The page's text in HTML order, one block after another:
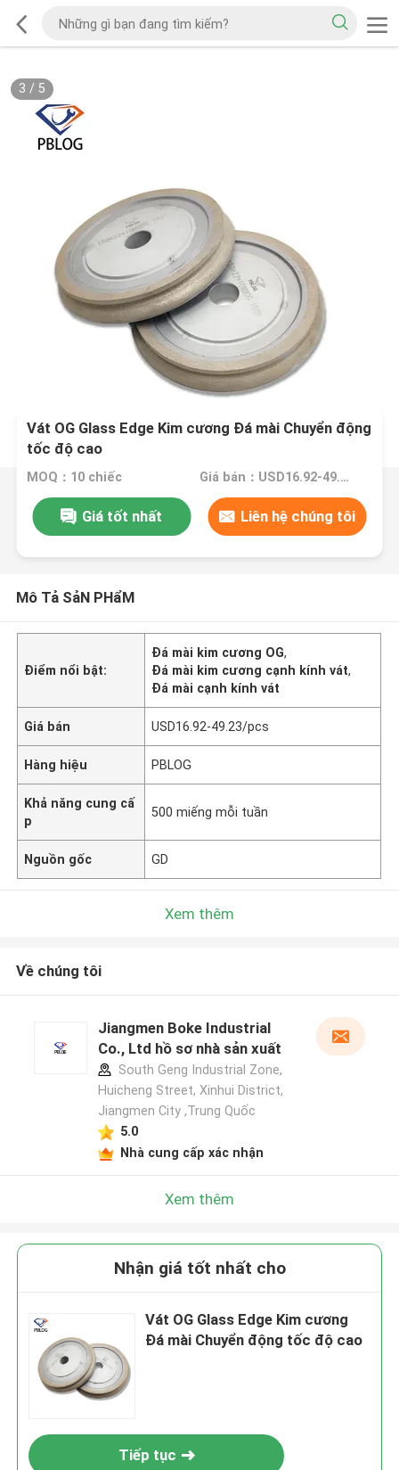
3 / 5
Vát OG Glass Edge Kim cương Đá mài Chuyển động
tốc độ cao
MOQ：10 chiếc Giá bán：USD16.92-49.23/pcs
Giá tốt nhất Liên hệ chúng tôi
Mô Tả SảN PHẩM
Điểm nổi bật:
Đá mài kim cương OG,
Đá mài kim cương cạnh kính vát,
Đá mài cạnh kính vát
Giá bán USD16.92-49.23/pcs
Hàng hiệu PBLOG
Khả năng cung cấ
p
500 miếng mỗi tuần
Nguồn gốc GD
Xem thêm
Về chúng tôi
Jiangmen Boke Industrial
Co., Ltd hồ sơ nhà sản xuất
South Geng Industrial Zone,
Huicheng Street, Xinhui District,
Jiangmen City ,Trung Quốc
5.0
Nhà cung cấp xác nhận
Xem thêm
Nhận giá tốt nhất cho
Vát OG Glass Edge Kim cương
Đá mài Chuyển động tốc độ cao
Tiếp tục